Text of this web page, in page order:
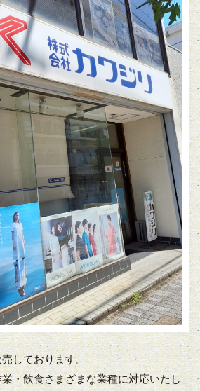
しております。
・飲食さまざまな業種に対応いたし